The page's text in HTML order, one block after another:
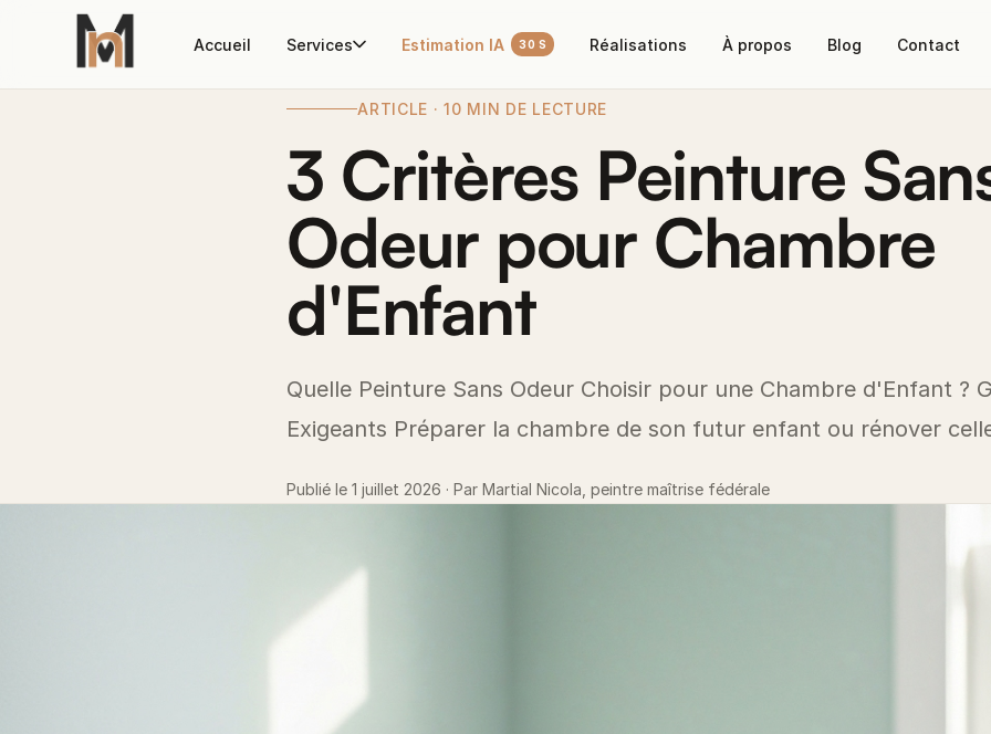
Accueil Services Estimation IA 30 S Réalisations À propos Blog Contact
ARTICLE · 10 MIN DE LECTURE
3 Critères Peinture
Odeur pour Chambre
d'Enfant
Quelle Peinture Sans Odeur Choisir pour une Chambre d'Enfant ?
Exigeants Préparer la chambre de son futur enfant ou rénover
Publié le 1 juillet 2026 · Par Martial Nicola, peintre maîtrise fédérale